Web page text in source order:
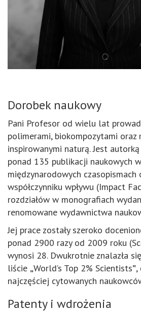
Dorobek naukowy
Pani Profesor od wielu lat
polimerami, biokompozytami oraz
inspirowanymi naturą. Jest
ponad 135 publikacji naukowych
międzynarodowych czasopismach
współczynniku wpływu (Impact
rozdziałów w monografiach
renomowane wydawnictwa
Jej prace zostały szeroko
ponad 2900 razy od 2009 roku
wynosi 28. Dwukrotnie znalazła
liście „World’s Top 2% Scientists”,
najczęściej cytowanych
Patenty i wdrożenia